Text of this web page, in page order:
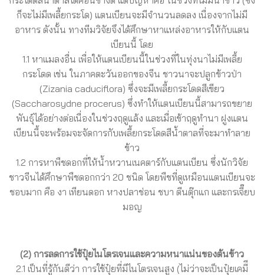
ก็จะไม่มีเพลี้ยกระโด) แตนเบียนจะมีจำนวนลดลง เนื่องจากไม่มี
อาหาร ดังนั้น ทางทีมวิจัยจึงได้ศึกษาหาแหล่งอาหารให้กับแตน
เบียนนี้ โดย
1.1 หาแมลงอื่น เพื่อให้แตนเบียนนี้ในช่วงที่ในทุ่งนาไม่มีเพลี้ย
กระโดด เช่น ในภาคตะวันออกของจีน ชาวนาจะปลูกข้าวป่า
(Zizania caduciflora) ซึ่งจะมีเพลี้ยกระโดดสีเขียว
(Saccharosydne procerus) ซึ่งทำให้แตนเบียนนี้สามารถขยาย
พันธุ์ได้อย่างต่อเนื่องในช่วงฤดูแล้ง และเมื่อเข้าฤดูทำนา ฝูงแตน
เบียนนี้จะพร้อมจะจัดการกับเพลี้ยกระโดดสีน้ำตาลที่จะมาทำลาย
ข้าว
1.2 การหาพืชดอกที่ให้น้ำหวานเนคตาร์กับแตนเบียน ซึ่งนักวิจัย
ชาวจีนได้ศึกษาพืชดอกกว่า 20 ชนิด โดยพืชที่ดูเหมือนแตนเบียนจะ
ชอบมาก คือ งา เทียนดอก หางปลาช่อน ชบา ตีนตุ๊กแก และกรเจี๊ยบ
มอญ
(2) การลดการใช้ปุ๋ยไนโตรเจนและความหนาแน่นของต้นข้าว
2.1 เป็นที่รู้กันดีว่า การใช้ปุ๋ยที่มีไนโตรเจนสูง (ไม่ว่าจะเป็นปุ๋ยเคมีี